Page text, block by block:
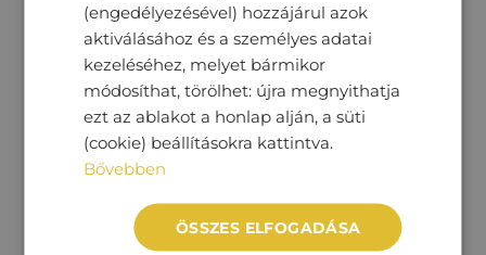
VOLVO XC60
(engedélyezésével) hozzájárul azok
aktiválásához és a személyes adatai
kezeléséhez, melyet bármikor
módosíthat, törölhet: újra megnyithatja
ezt az ablakot a honlap alján, a süti
(cookie) beállításokra kattintva.
Bővebben
ÖSSZES ELFOGADÁSA